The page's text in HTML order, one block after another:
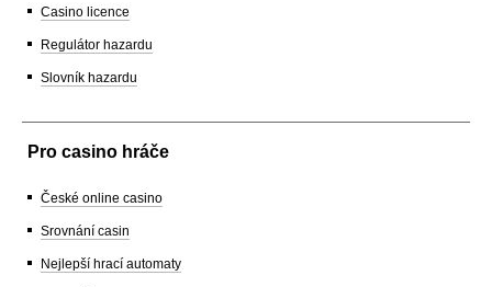
Casino licence
Regulátor hazardu
Slovník hazardu
Pro casino hráče
České online casino
Srovnání casin
Nejlepší hrací automaty